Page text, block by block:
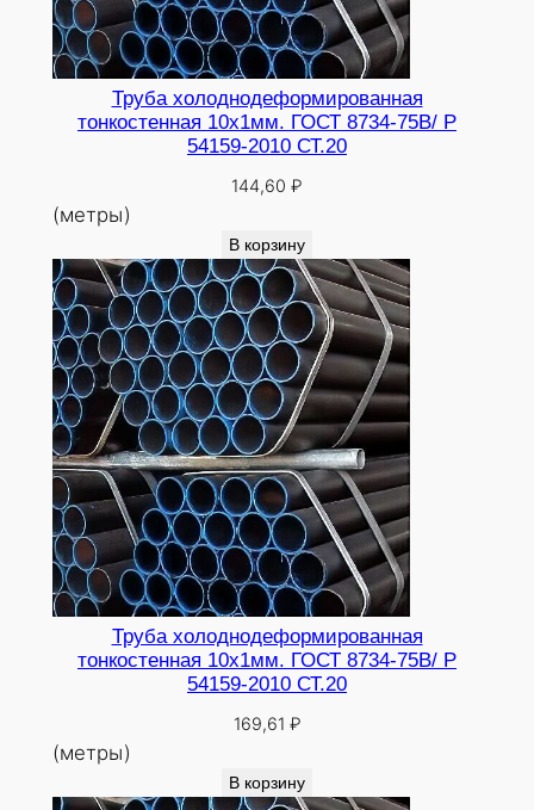
Труба холоднодеформированная
тонкостенная 10х1мм. ГОСТ 8734-75В/ Р
54159-2010 СТ.20
144,60 ₽
(метры)
В корзину
Труба холоднодеформированная
тонкостенная 10х1мм. ГОСТ 8734-75В/ Р
54159-2010 СТ.20
169,61 ₽
(метры)
В корзину